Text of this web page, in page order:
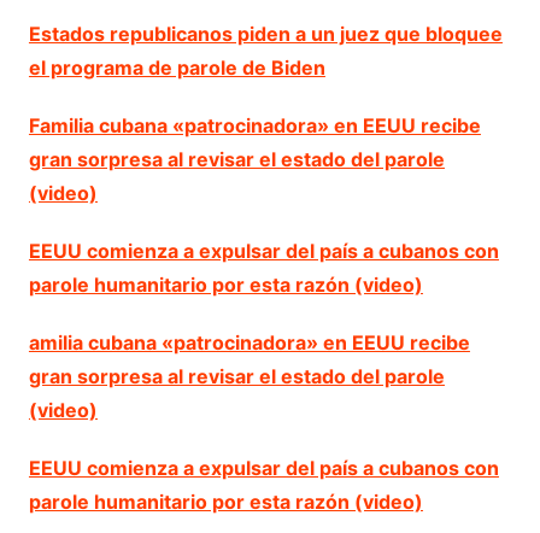
Estados republicanos piden a un juez que bloquee
el programa de parole de Biden
Familia cubana «patrocinadora» en EEUU recibe
gran sorpresa al revisar el estado del parole
(video)
EEUU comienza a expulsar del país a cubanos con
parole humanitario por esta razón (video)
amilia cubana «patrocinadora» en EEUU recibe
gran sorpresa al revisar el estado del parole
(video)
EEUU comienza a expulsar del país a cubanos con
parole humanitario por esta razón (video)